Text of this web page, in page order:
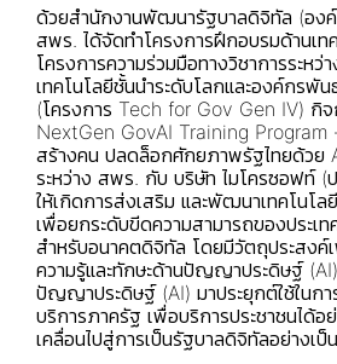
ด้วยสำนักงานพัฒนารัฐบาลดิจิทัล (อง
สพร. ได้จัดทำโครงการฝึกอบรมด้านเท
โครงการความร่วมมือทางวิชาการระหว่
เทคโนโลยีชั้นนำระดับโลกและองค์กรพั
(โครงการ Tech for Gov Gen IV) กิ
NextGen GovAI Training Program
สร้างคน ปลดล็อกศักยภาพรัฐไทยด้วย
ระหว่าง สพร. กับ บริษัท ไมโครซอฟท์ (
ให้เกิดการส่งเสริม และพัฒนาเทคโนโล
เพื่อยกระดับขีดความสามารถของประเ
สำหรับอนาคตดิจิทัล โดยมีวัตถุประสงค์
ความรู้และทักษะด้านปัญญาประดิษฐ์ (AI)
ปัญญาประดิษฐ์ (AI) มาประยุกต์ใช้ในก
บริการภาครัฐ เพื่อบริการประชาชนได้
เคลื่อนไปสู่การเป็นรัฐบาลดิจิทัลอย่างเป็